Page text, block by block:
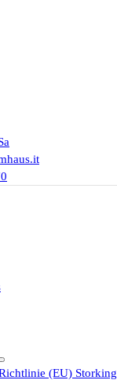
(EU) Storking